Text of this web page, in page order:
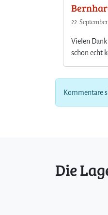
22.
Vielen
schon echt
Kommentare
Die